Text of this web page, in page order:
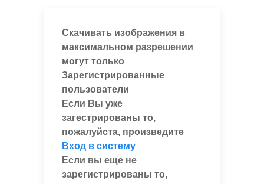
Скачивать изображения в
максимальном разрешении
могут только
Зарегистрированные
пользователи
Если Вы уже
загестрированы то,
пожалуйста, произведите
Вход в систему
Если вы еще не
зарегистрированы то,